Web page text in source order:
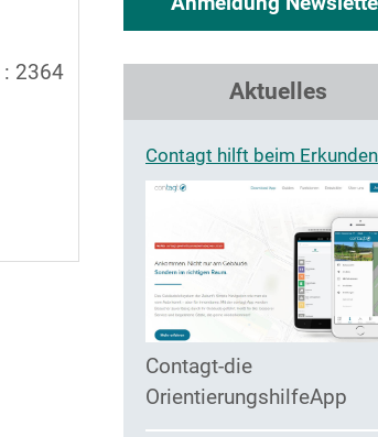
: 2364
Aktuelles
Contagt hilft beim Erkunden
Contagt-die
OrientierungshilfeApp